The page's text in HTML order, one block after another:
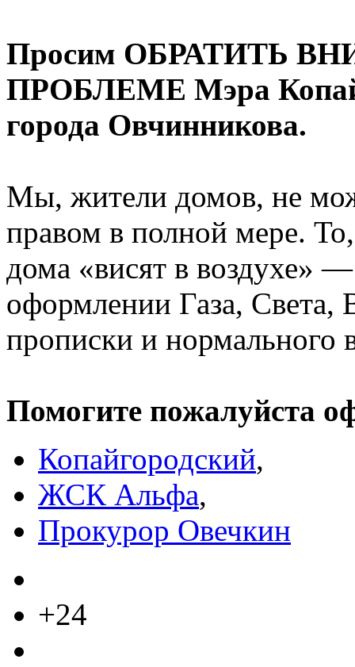
Просим ОБРАТИТЬ
ПРОБЛЕМЕ Мэра
города Овчинникова.
Мы, жители домов, не
правом в полной мере.
дома «висят в воздухе»
оформлении Газа, Света,
прописки и нормального
Помогите пожалуйста
Копайгородский,
ЖСК Альфа,
Прокурор Овечкин
+24